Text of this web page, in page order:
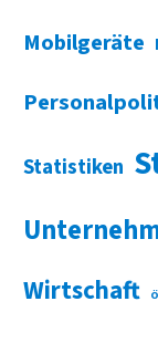
Mobilgeräte
Statistiken
Wirtschaft